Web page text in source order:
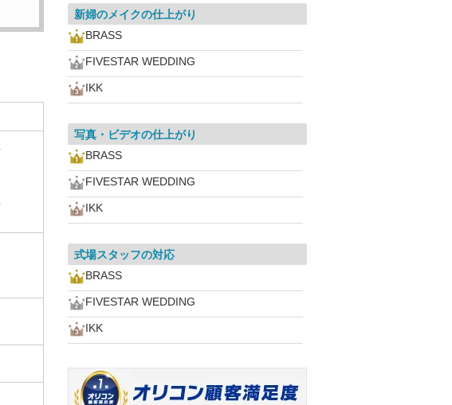
新婦のメイクの仕上がり
BRASS
FIVESTAR WEDDING
IKK
写真・ビデオの仕上がり
BRASS
FIVESTAR WEDDING
IKK
式場スタッフの対応
BRASS
FIVESTAR WEDDING
IKK